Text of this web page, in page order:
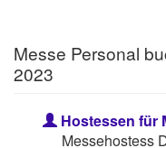
Messe Personal
2023
Hostessen für
Messehostess